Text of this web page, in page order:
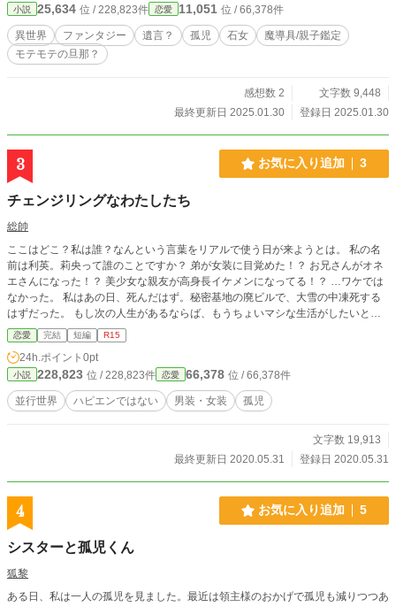
小説 25,634 位 / 228,823件 恋愛 11,051 位 / 66,378件
異世界 ファンタジー 遺言？ 孤児 石女
魔導具/親子鑑定
モテモテの旦那？
感想数 2
文字数 9,448
最終更新日 2025.01.30
登録日 2025.01.30
3 お気に入り追加 3
チェンジリングなわたしたち
総帥
ここはどこ？私は誰？なんという言葉をリアルで使う日が来ようとは。 私の名
前は利英。莉央って誰のことですか？ 弟が女装に目覚めた！？ お兄さんがオネ
エさんになった！？ 美少女な親友が高身長イケメンになってる！？ …ワケでは
なかった。 私はあの日、死んだはず。秘密基地の廃ビルで、大雪の中凍死する
はずだった。 もし次の人生があるならば、もうちょいマシな生活がしたいと思
いながら。 …もしやここは、パラレルワールドというやつですか？ 男女が逆転
した２つの世界にて、何故か入れ替わってしまった少年少女の物語。 逆行、転
生要素はナシ。 恋愛カテゴリになってるけども、微妙なところです。
恋愛 完結 短編 R15
24h.ポイント 0pt
小説 228,823 位 / 228,823件 恋愛 66,378 位 / 66,378件
並行世界 ハピエンではない 男装・女装 孤児
文字数 19,913
最終更新日 2020.05.31
登録日 2020.05.31
4 お気に入り追加 5
シスターと孤児くん
狐黎
ある日、私は一人の孤児を見ました。最近は領主様のおかげで孤児も減りつつあ